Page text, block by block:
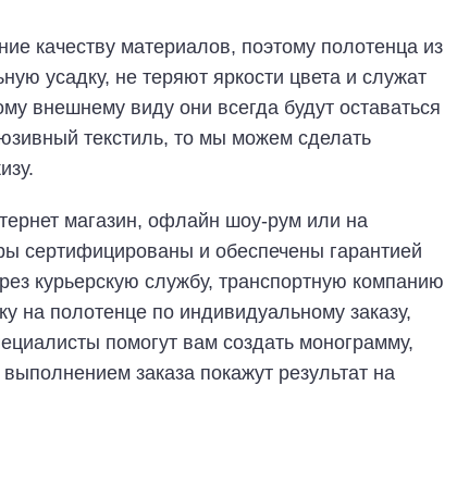
качеству материалов, поэтому полотенца из
усадку, не теряют яркости цвета и служат
внешнему виду они всегда будут оставаться
текстиль, то мы можем сделать
магазин, офлайн шоу-рум или на
сертифицированы и обеспечены гарантией
курьерскую службу, транспортную компанию
на полотенце по индивидуальному заказу,
помогут вам создать монограмму,
заказа покажут результат на